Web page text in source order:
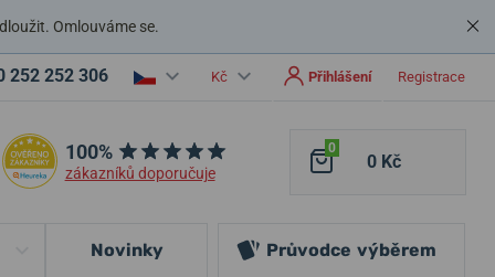
Omlouváme se.
252 252 306 Kč Přihlášení Registrace
100%
zákazníků doporučuje
0
0 Kč
Novinky Průvodce výběrem